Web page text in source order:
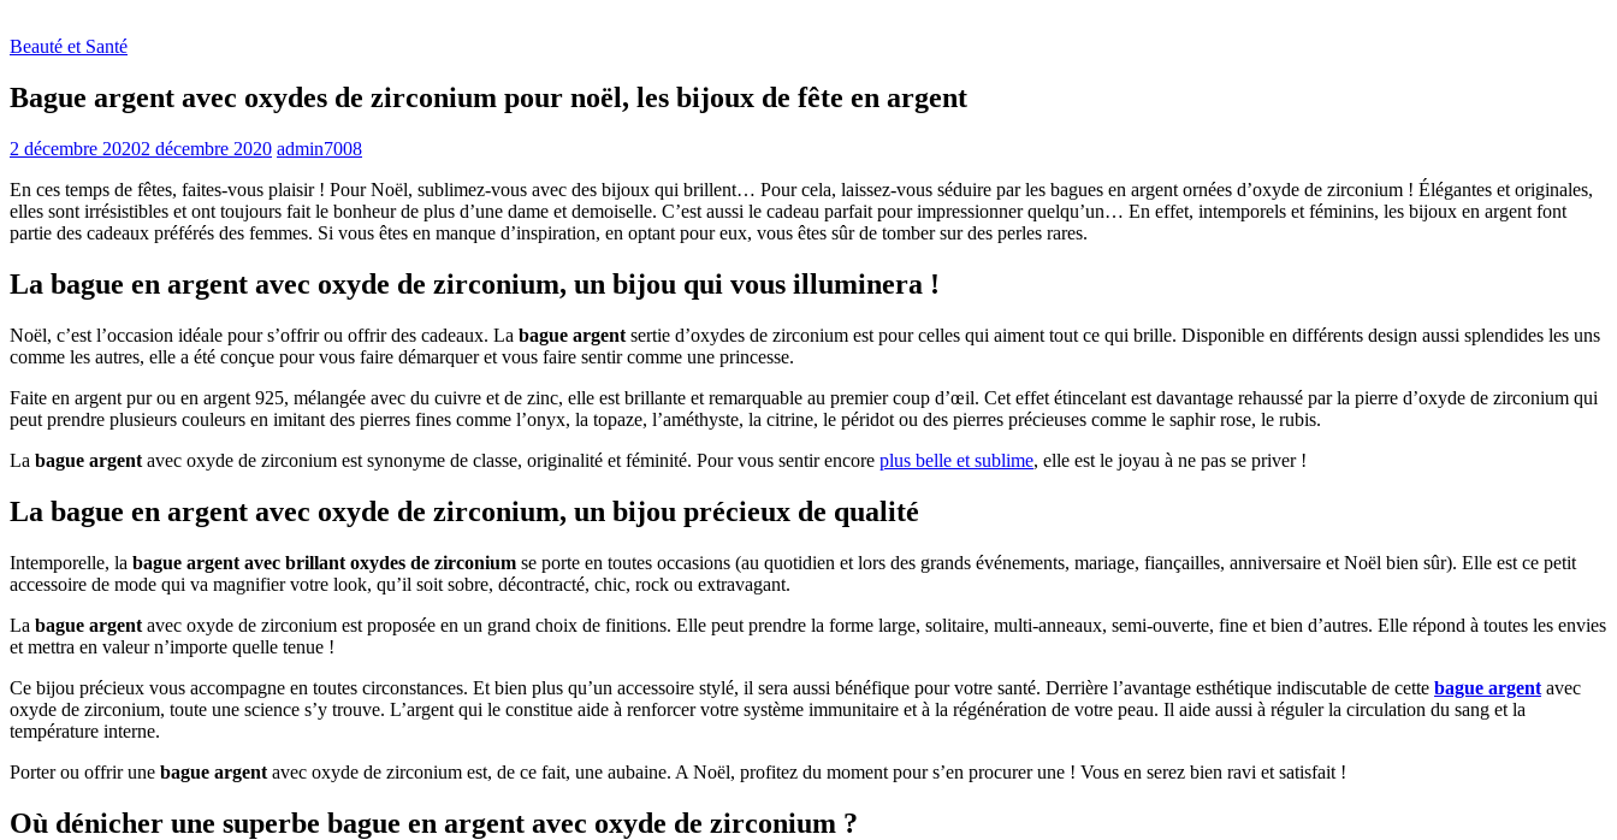
Beauté et Santé
Bague argent avec oxydes de zirconium pour noël, les bijoux de fête en argent
2 décembre 20202 décembre 2020 admin7008
En ces temps de fêtes, faites-vous plaisir ! Pour Noël, sublimez-vous avec des bijoux qui brillent… Pour cela, laissez-vous séduire par les bagues en argent ornées d’oxyde de zirconium ! Élégantes et originales,
elles sont irrésistibles et ont toujours fait le bonheur de plus d’une dame et demoiselle. C’est aussi le cadeau parfait pour impressionner quelqu’un… En effet, intemporels et féminins, les bijoux en argent font
partie des cadeaux préférés des femmes. Si vous êtes en manque d’inspiration, en optant pour eux, vous êtes sûr de tomber sur des perles rares.
La bague en argent avec oxyde de zirconium, un bijou qui vous illuminera !
Noël, c’est l’occasion idéale pour s’offrir ou offrir des cadeaux. La bague argent sertie d’oxydes de zirconium est pour celles qui aiment tout ce qui brille. Disponible en différents design aussi splendides les uns
comme les autres, elle a été conçue pour vous faire démarquer et vous faire sentir comme une princesse.
Faite en argent pur ou en argent 925, mélangée avec du cuivre et de zinc, elle est brillante et remarquable au premier coup d’œil. Cet effet étincelant est davantage rehaussé par la pierre d’oxyde de zirconium qui
peut prendre plusieurs couleurs en imitant des pierres fines comme l’onyx, la topaze, l’améthyste, la citrine, le péridot ou des pierres précieuses comme le saphir rose, le rubis.
La bague argent avec oxyde de zirconium est synonyme de classe, originalité et féminité. Pour vous sentir encore plus belle et sublime, elle est le joyau à ne pas se priver !
La bague en argent avec oxyde de zirconium, un bijou précieux de qualité
Intemporelle, la bague argent avec brillant oxydes de zirconium se porte en toutes occasions (au quotidien et lors des grands événements, mariage, fiançailles, anniversaire et Noël bien sûr). Elle est ce petit
accessoire de mode qui va magnifier votre look, qu’il soit sobre, décontracté, chic, rock ou extravagant.
La bague argent avec oxyde de zirconium est proposée en un grand choix de finitions. Elle peut prendre la forme large, solitaire, multi-anneaux, semi-ouverte, fine et bien d’autres. Elle répond à toutes les envies
et mettra en valeur n’importe quelle tenue !
Ce bijou précieux vous accompagne en toutes circonstances. Et bien plus qu’un accessoire stylé, il sera aussi bénéfique pour votre santé. Derrière l’avantage esthétique indiscutable de cette bague argent avec
oxyde de zirconium, toute une science s’y trouve. L’argent qui le constitue aide à renforcer votre système immunitaire et à la régénération de votre peau. Il aide aussi à réguler la circulation du sang et la
température interne.
Porter ou offrir une bague argent avec oxyde de zirconium est, de ce fait, une aubaine. A Noël, profitez du moment pour s’en procurer une ! Vous en serez bien ravi et satisfait !
Où dénicher une superbe bague en argent avec oxyde de zirconium ?